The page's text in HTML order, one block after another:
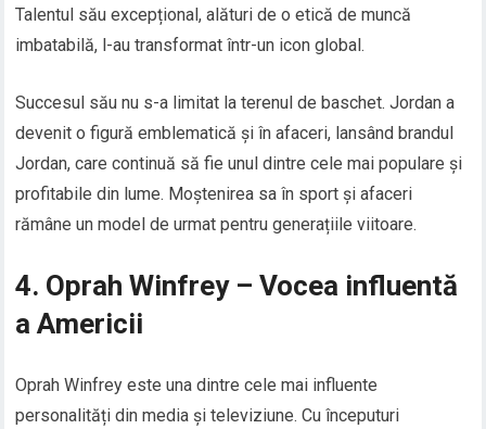
Talentul său excepțional, alături de o etică de muncă
imbatabilă, l-au transformat într-un icon global.
Succesul său nu s-a limitat la terenul de baschet. Jordan a
devenit o figură emblematică și în afaceri, lansând brandul
Jordan, care continuă să fie unul dintre cele mai populare și
profitabile din lume. Moștenirea sa în sport și afaceri
rămâne un model de urmat pentru generațiile viitoare.
4. Oprah Winfrey – Vocea influentă
a Americii
Oprah Winfrey este una dintre cele mai influente
personalități din media și televiziune. Cu începuturi